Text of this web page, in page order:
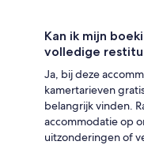
Kan ik mijn
volledige
Ja, bij deze
kamertarieven
belangrijk vinden.
accommodatie op
uitzonderingen of